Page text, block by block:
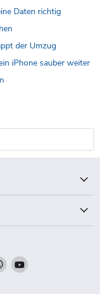
Daten richtig
der Umzug
iPhone sauber weiter
Finden
Sie
Finden